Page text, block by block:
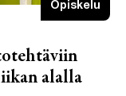
Opiskelu
alalla